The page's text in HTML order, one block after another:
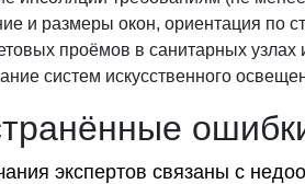
и размеры окон, ориентация по
проёмов в санитарных
систем искусственного
экспертов связаны с